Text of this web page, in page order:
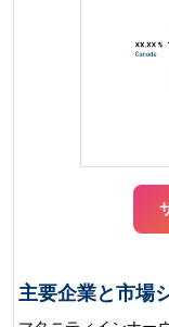
主要企業と市場